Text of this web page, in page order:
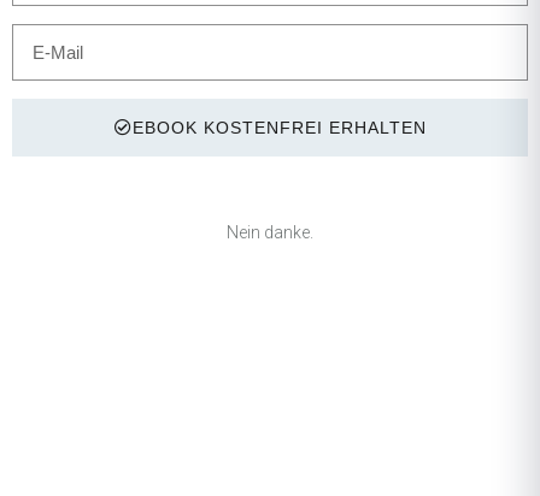
EBOOK KOSTENFREI ERHALTEN
Nein danke.